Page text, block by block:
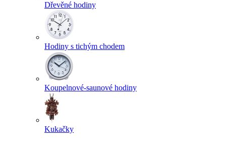
Dřevěné hodiny
Hodiny s tichým chodem
Koupelnové-saunové hodiny
Kukačky